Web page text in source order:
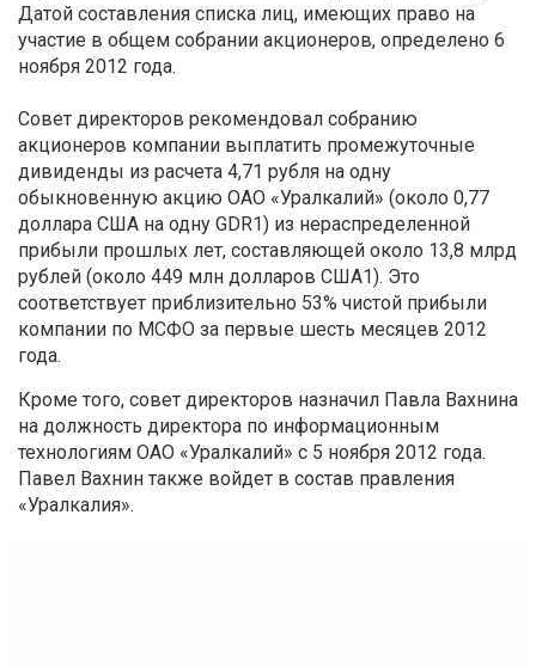
Датой составления списка лиц, имеющих право на
участие в общем собрании акционеров, определено 6
ноября 2012 года.
Совет директоров рекомендовал собранию
акционеров компании выплатить промежуточные
дивиденды из расчета 4,71 рубля на одну
обыкновенную акцию ОАО «Уралкалий» (около 0,77
доллара США на одну GDR1) из нераспределенной
прибыли прошлых лет, составляющей около 13,8 млрд
рублей (около 449 млн долларов США1). Это
соответствует приблизительно 53% чистой прибыли
компании по МСФО за первые шесть месяцев 2012
года.
Кроме того, совет директоров назначил Павла Вахнина
на должность директора по информационным
технологиям ОАО «Уралкалий» с 5 ноября 2012 года.
Павел Вахнин также войдет в состав правления
«Уралкалия».